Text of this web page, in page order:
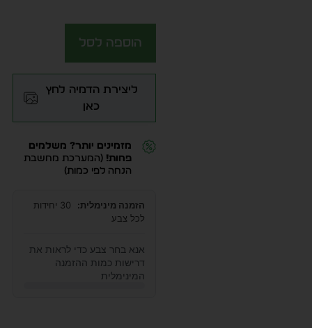
הוספה לסל
ליצירת הדמיה לחץ
כאן
מזמינים יותר? משלמים
פחות! (המערכת מחשבת
הנחה לפי כמות)
הזמנה מינימלית:
30 יחידות
לכל צבע
אנא בחר צבע כדי לראות את
דרישות כמות ההזמנה
המינימלית